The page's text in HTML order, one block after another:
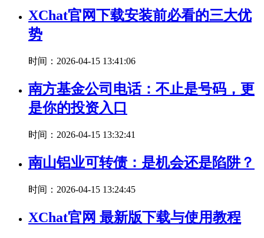
XChat官网下载安装前必看的三大优
势
时间：2026-04-15 13:41:06
南方基金公司电话：不止是号码，更
是你的投资入口
时间：2026-04-15 13:32:41
南山铝业可转债：是机会还是陷阱？
时间：2026-04-15 13:24:45
XChat官网 最新版下载与使用教程